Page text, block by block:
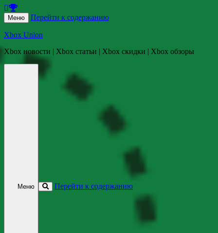
Меню Перейти к содержанию
Xbox Union
Xbox новости | Xbox статьи | Xbox скидки | Xbox обзоры
Меню Перейти к содержанию